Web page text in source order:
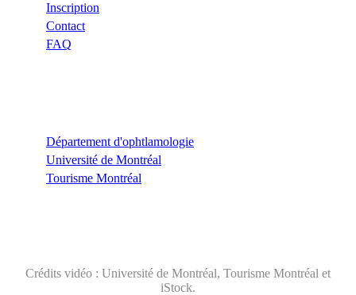
Inscription
Contact
FAQ
Département d'ophtlamologie
Université de Montréal
Tourisme Montréal
Crédits vidéo : Université de Montréal, Tourisme Montréal et
iStock.